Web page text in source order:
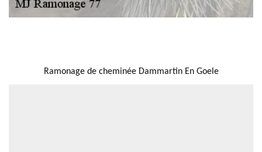
Ramonage de cheminée Dammartin En Goele